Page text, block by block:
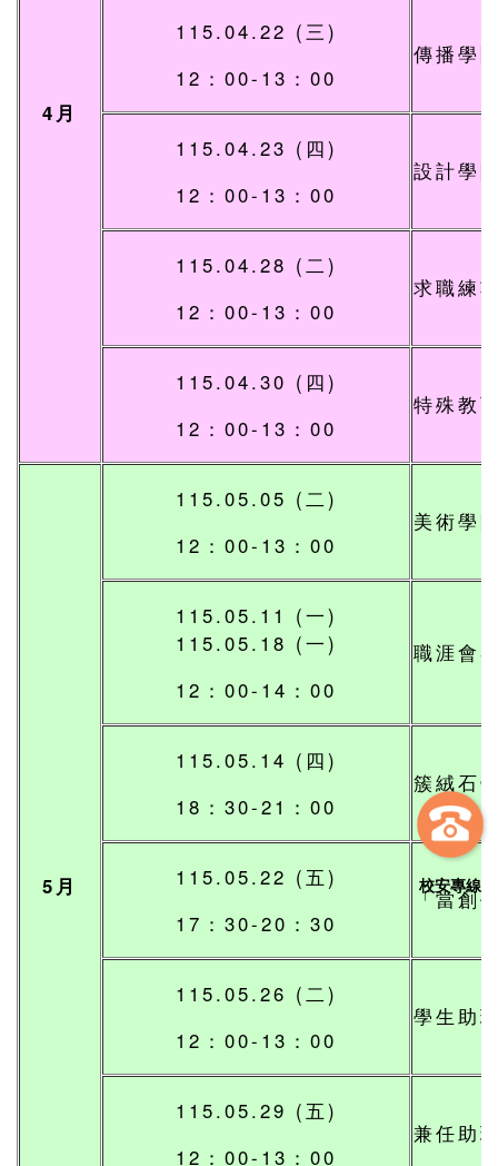
4月
115.04.22 (三)
12：00-13：00
傳播學
115.04.23 (四)
12：00-13：00
設計學
115.04.28 (二)
12：00-13：00
求職練
115.04.30 (四)
12：00-13：00
特殊教
5月
115.05.05 (二)
12：00-13：00
美術學
115.05.11 (一)
115.05.18 (一)
12：00-14：00
職涯會
115.05.14 (四)
18：30-21：00
簇絨石
115.05.22 (五)
17：30-20：30
「當創
115.05.26 (二)
12：00-13：00
學生助
115.05.29 (五)
12：00-13：00
兼任助
校安專線